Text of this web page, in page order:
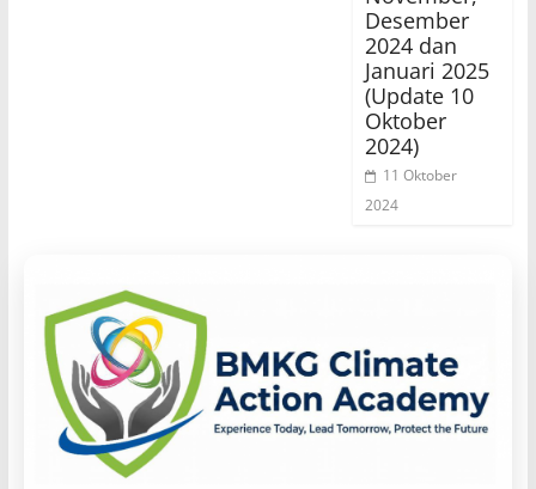
Desember
2024 dan
Januari 2025
(Update 10
Oktober
2024)
11 Oktober
2024